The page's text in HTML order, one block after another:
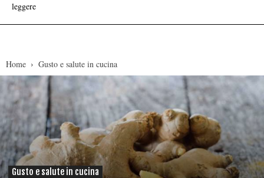
leggere
Home Gusto e salute in cucina
Gusto e salute in cucina